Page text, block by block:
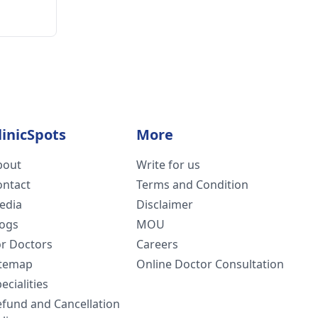
Doctors
and Cancellation
More
Write for us
Terms and Condition
Disclaimer
MOU
Careers
Online Doctor Consultation